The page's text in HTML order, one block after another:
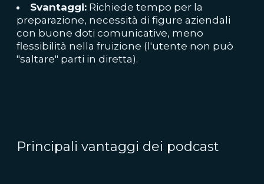
Svantaggi: Richiede tempo per la
preparazione, necessità di figure aziendali
con buone doti comunicative, meno
flessibilità nella fruizione (l'utente non può
"saltare" parti in diretta).
Principali vantaggi dei podcast